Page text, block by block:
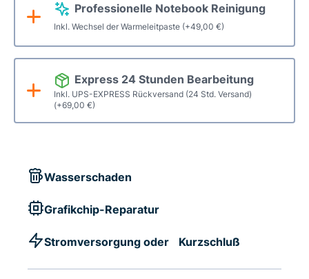
Professionelle Notebook Reinigung
Inkl. Wechsel der Warmeleitpaste (+49,00 €)
Express 24 Stunden Bearbeitung
Inkl. UPS-EXPRESS Rückversand (24 Std. Versand)
(+69,00 €)
Wasserschaden
Grafikchip-Reparatur
Stromversorgung oder Kurzschluß